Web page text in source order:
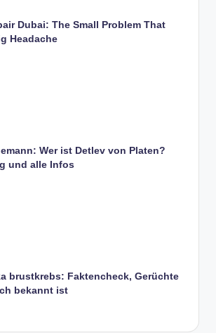
Dubai: The Small Problem That
Headache
Wer ist Detlev von Platen?
und alle Infos
brustkrebs: Faktencheck, Gerüchte
bekannt ist